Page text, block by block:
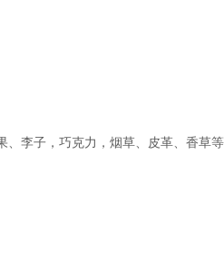
、李子，巧克力，烟草、皮革、香草等